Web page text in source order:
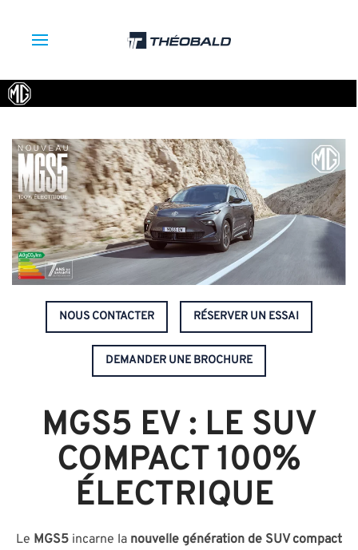
NOUS CONTACTER RÉSERVER UN ESSAI
DEMANDER UNE BROCHURE
MGS5 EV : LE SUV
COMPACT 100%
ÉLECTRIQUE
Le MGS5 incarne la nouvelle génération de SUV compact